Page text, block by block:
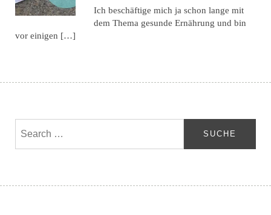
Ich beschäftige mich ja schon lange mit
dem Thema gesunde Ernährung und bin
vor einigen […]